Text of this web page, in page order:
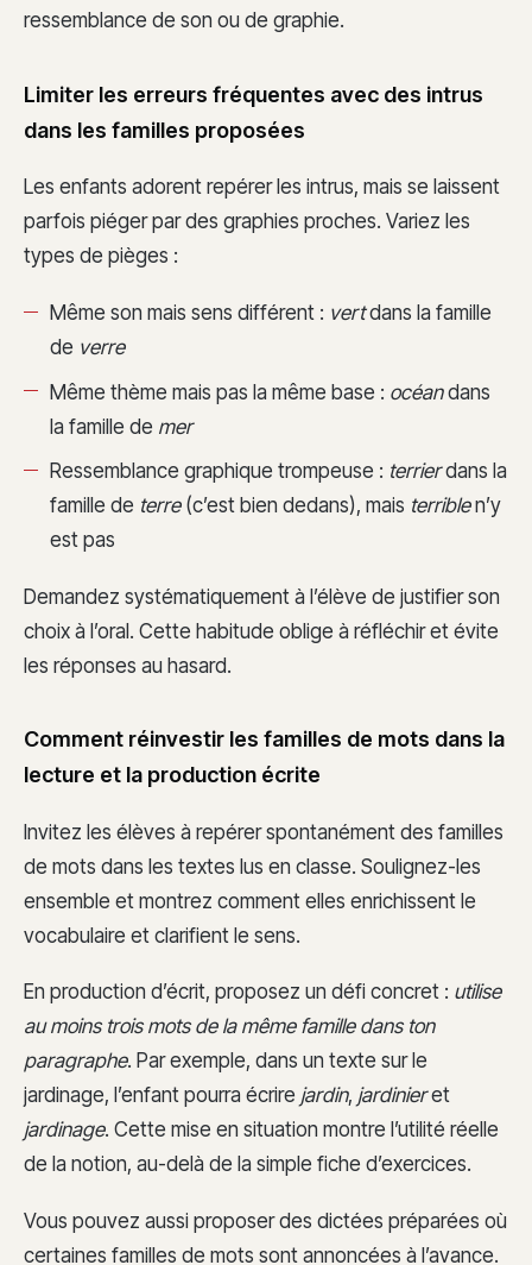
ressemblance de son ou de graphie.
Limiter les erreurs fréquentes avec des intrus
dans les familles proposées
Les enfants adorent repérer les intrus, mais se laissent
parfois piéger par des graphies proches. Variez les
types de pièges :
Même son mais sens différent : vertdans la famille
de verre
Même thème mais pas la même base : océandans
la famille de mer
Ressemblance graphique trompeuse : terrierdans la
famille de terre(c’est bien dedans), mais terriblen’y
est pas
Demandez systématiquement à l’élève de justifier son
choix à l’oral. Cette habitude oblige à réfléchir et évite
les réponses au hasard.
Comment réinvestir les familles de mots dans la
lecture et la production écrite
Invitez les élèves à repérer spontanément des familles
de mots dans les textes lus en classe. Soulignez-les
ensemble et montrez comment elles enrichissent le
vocabulaire et clarifient le sens.
En production d’écrit, proposez un défi concret : utilise
au moins trois mots de la même famille dans ton
paragraphe. Par exemple, dans un texte sur le
jardinage, l’enfant pourra écrire jardin, jardinieret
jardinage. Cette mise en situation montre l’utilité réelle
de la notion, au-delà de la simple fiche d’exercices.
Vous pouvez aussi proposer des dictées préparées où
certaines familles de mots sont annoncées à l’avance.